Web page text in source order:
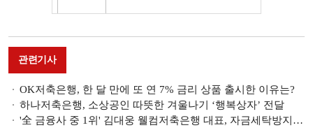
관련기사
OK저축은행, 한 달 만에 또 연 7% 금리 상품 출시한 이유는?
하나저축은행, 소상공인 따뜻한 겨울나기 ‘행복상자’ 전달
'全 금융사 중 1위' 김대웅 웰컴저축은행 대표, 자금세탁방지 리딩기업 우뚝